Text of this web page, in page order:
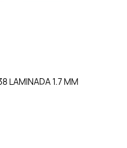
LAMINADA 1.7 MM